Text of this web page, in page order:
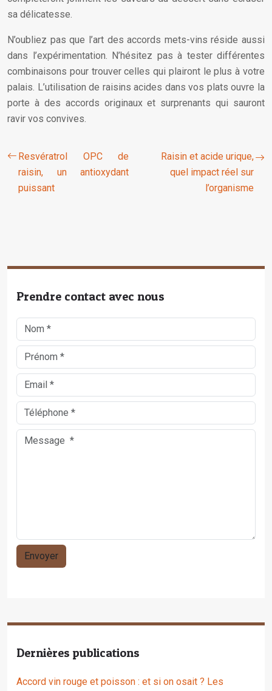
sa délicatesse.
N’oubliez pas que l’art des accords mets-vins réside aussi
dans l’expérimentation. N’hésitez pas à tester différentes
combinaisons pour trouver celles qui plairont le plus à votre
palais. L’utilisation de raisins acides dans vos plats ouvre la
porte à des accords originaux et surprenants qui sauront
ravir vos convives.
Resvératrol OPC de
raisin, un antioxydant
puissant
Raisin et acide urique,
quel impact réel sur
l’organisme
Prendre contact avec nous
Dernières publications
Accord vin rouge et poisson : et si on osait ? Les